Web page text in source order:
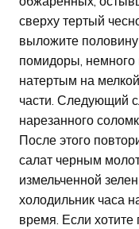
сверху тертый
выложите
помидоры,
натертым на
части. Следующий
нарезанного
После этого
салат черным
измельченной
холодильник часа
время. Если хотите